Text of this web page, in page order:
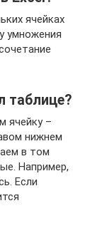
ячейках
умножения
таблице?
ячейку –
нижнем
в том
Например,
Если